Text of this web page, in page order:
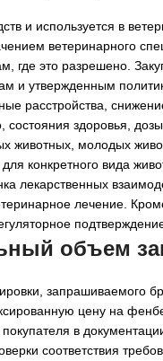
и используется в
ветеринарного
где это разрешено.
и утвержденным
расстройства,
состояния здоровья,
животных, молодых
конкретного вида
лекарственных
лечение.
объем
запрашиваемого
цену на
в
соответствия